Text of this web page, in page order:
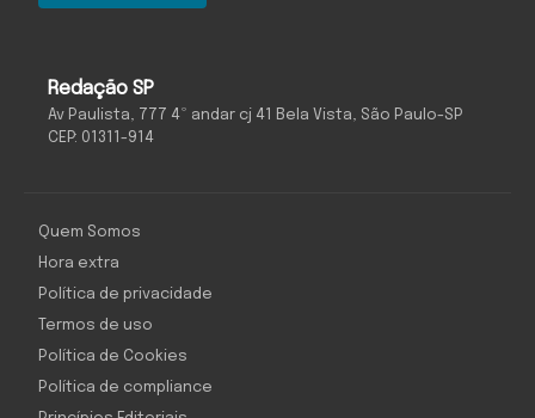
Redação SP
Av Paulista, 777 4º andar cj 41 Bela Vista, São Paulo-SP
CEP: 01311-914
Quem Somos
Hora extra
Política de privacidade
Termos de uso
Política de Cookies
Política de compliance